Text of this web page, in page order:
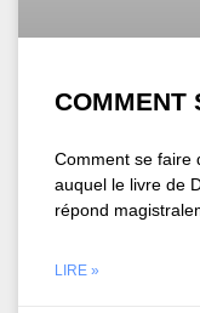
COMMENT
Comment se faire
auquel le livre de
répond
LIRE »